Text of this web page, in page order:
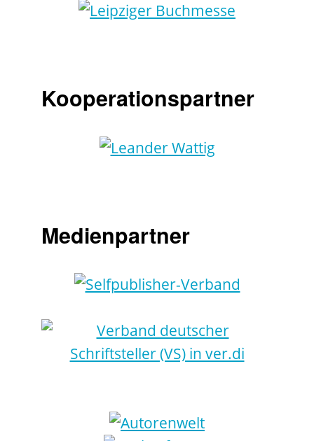
Kooperationspartner
Medienpartner